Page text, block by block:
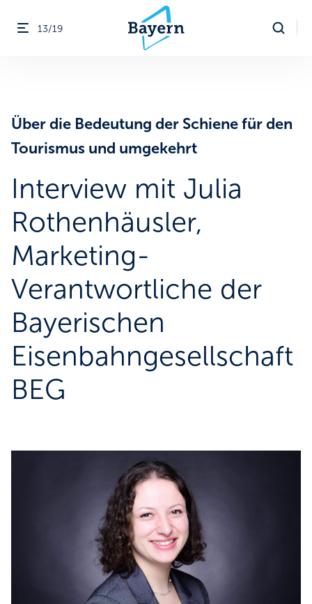
Menü öffnen
13/19
Über die Bedeutung der Schiene für den
Tourismus und umgekehrt
Interview mit Julia
Rothenhäusler,
Marketing-
Verantwortliche der
Bayerischen
Eisenbahngesellschaft
BEG